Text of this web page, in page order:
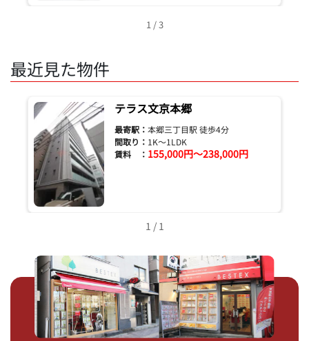
1 / 3
最近見た物件
テラス文京本郷
最寄駅： 本郷三丁目駅 徒歩4分
間取り： 1K～1LDK
賃料 ： 155,000円～238,000円
1 / 1